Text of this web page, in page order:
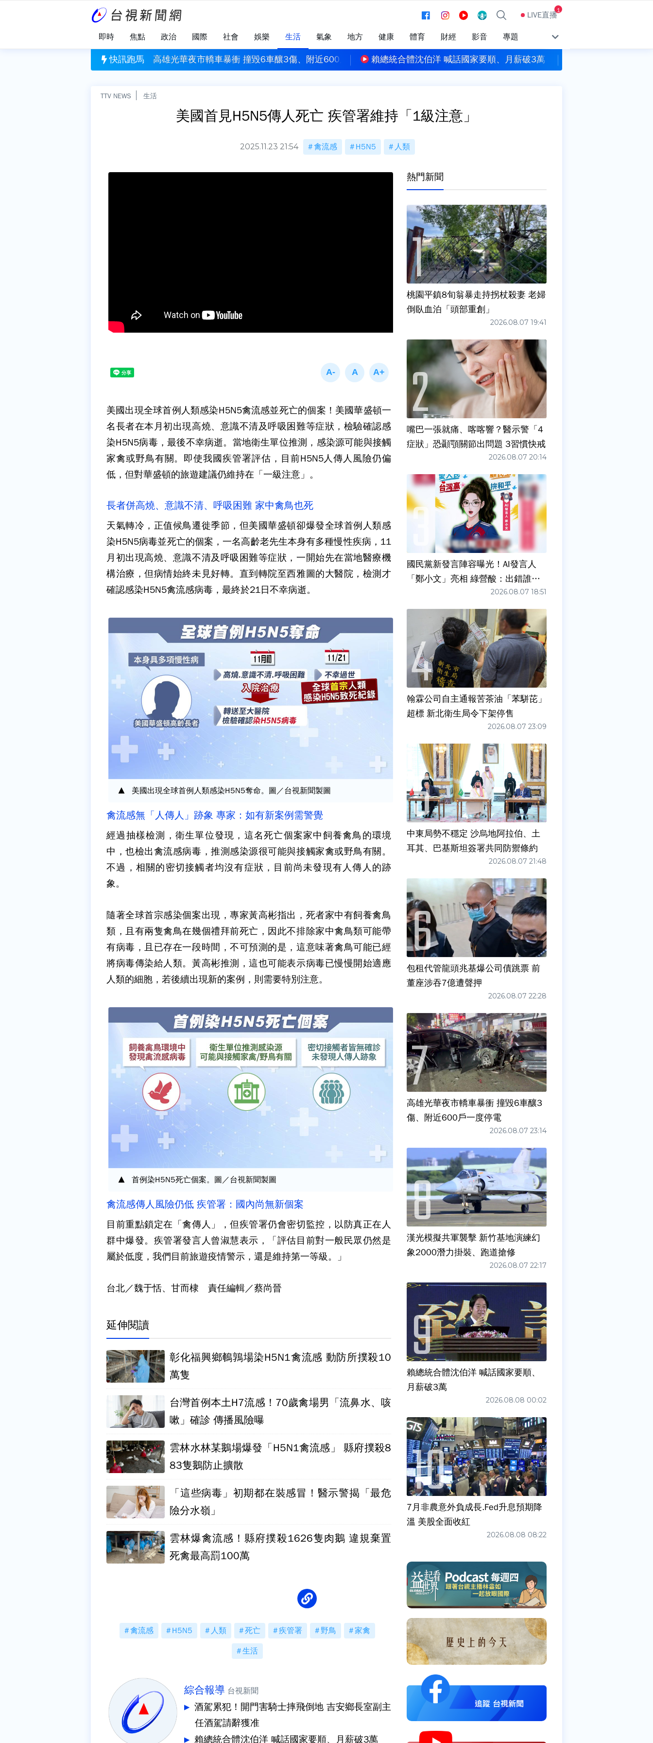
LIVE直播1
即時 焦點 政治 國際 社會 娛樂 生活 氣象 地方 健康 體育 財經 影音 專題
快訊跑馬
車暴衝 撞毀6車釀3傷、附近600戶一度停電賴總統合體沈伯洋 喊話國家要順、月薪破3萬 白海豚外圍環流已勾到台灣陸地！路徑南北擺盪 中部以北豪大雨
TTV NEWS 生活
美國首見H5N5傳人死亡 疾管署維持「1級注意」
2025.11.23 21:54 禽流感 H5N5 人類
美國出現全球首例人類感染H5N5禽流感並死亡的個案！美國華盛頓一
名長者在本月初出現高燒、意識不清及呼吸困難等症狀，檢驗確認感
染H5N5病毒，最後不幸病逝。當地衛生單位推測，感染源可能與接觸
家禽或野鳥有關。即使我國疾管署評估，目前H5N5人傳人風險仍偏
低，但對華盛頓的旅遊建議仍維持在「一級注意」。
長者併高燒、意識不清、呼吸困難 家中禽鳥也死
天氣轉冷，正值候鳥遷徙季節，但美國華盛頓卻爆發全球首例人類感
染H5N5病毒並死亡的個案，一名高齡老先生本身有多種慢性疾病，11
月初出現高燒、意識不清及呼吸困難等症狀，一開始先在當地醫療機
構治療，但病情始終未見好轉。直到轉院至西雅圖的大醫院，檢測才
確認感染H5N5禽流感病毒，最終於21日不幸病逝。
美國出現全球首例人類感染H5N5奪命。圖／台視新聞製圖
禽流感無「人傳人」跡象 專家：如有新案例需警覺
經過抽樣檢測，衛生單位發現，這名死亡個案家中飼養禽鳥的環境
中，也檢出禽流感病毒，推測感染源很可能與接觸家禽或野鳥有關。
不過，相關的密切接觸者均沒有症狀，目前尚未發現有人傳人的跡
象。
隨著全球首宗感染個案出現，專家黃高彬指出，死者家中有飼養禽鳥
類，且有兩隻禽鳥在幾個禮拜前死亡，因此不排除家中禽鳥類可能帶
有病毒，且已存在一段時間，不可預測的是，這意味著禽鳥可能已經
將病毒傳染給人類。黃高彬推測，這也可能表示病毒已慢慢開始適應
人類的細胞，若後續出現新的案例，則需要特別注意。
首例染H5N5死亡個案。圖／台視新聞製圖
禽流感傳人風險仍低 疾管署：國內尚無新個案
目前重點鎖定在「禽傳人」，但疾管署仍會密切監控，以防真正在人
群中爆發。疾管署發言人曾淑慧表示，「評估目前對一般民眾仍然是
屬於低度，我們目前旅遊疫情警示，還是維持第一等級。」
台北／魏于恬、甘而棣 責任編輯／蔡尚晉
延伸閱讀
彰化福興鄉鵪鶉場染H5N1禽流感 動防所撲殺10
萬隻
台灣首例本土H7流感！70歲禽場男「流鼻水、咳
嗽」確診 傳播風險曝
雲林水林某鵝場爆發「H5N1禽流感」 縣府撲殺8
83隻鵝防止擴散
「這些病毒」初期都在裝感冒！醫示警揭「最危
險分水嶺」
雲林爆禽流感！縣府撲殺1626隻肉鵝 違規棄置
死禽最高罰100萬
禽流感 H5N5 人類 死亡 疾管署 野鳥 家禽
生活
綜合報導 台視新聞
酒駕累犯！開門害騎士摔飛倒地 吉安鄉長室副主
任酒駕請辭獲准
賴總統合體沈伯洋 喊話國家要順、月薪破3萬
熱門新聞
桃園平鎮8旬翁暴走持拐杖殺妻 老婦
倒臥血泊「頭部重創」
2026.08.07 19:41
嘴巴一張就痛、喀喀響？醫示警「4
症狀」恐顳顎關節出問題 3習慣快戒
2026.08.07 20:14
國民黨新發言陣容曝光！AI發言人
「鄭小文」亮相 綠營酸：出錯誰負
2026.08.07 18:51
翰霖公司自主通報苦茶油「苯駢芘」
超標 新北衛生局令下架停售
2026.08.07 23:09
中東局勢不穩定 沙烏地阿拉伯、土
耳其、巴基斯坦簽署共同防禦條約
2026.08.07 21:48
包租代管龍頭兆基爆公司債跳票 前
董座涉吞7億遭聲押
2026.08.07 22:28
高雄光華夜市轎車暴衝 撞毀6車釀3
傷、附近600戶一度停電
2026.08.07 23:14
漢光模擬共軍襲擊 新竹基地演練幻
象2000潛力掛裝、跑道搶修
2026.08.07 22:17
賴總統合體沈伯洋 喊話國家要順、
月薪破3萬
2026.08.08 00:02
7月非農意外負成長.Fed升息預期降
溫 美股全面收紅
2026.08.08 08:22